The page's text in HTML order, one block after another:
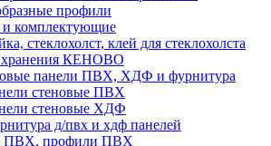
профили
комплектующие
стеклохолст, клей для стеклохолста
хранения КЕНОВО
панели ПВХ, ХДФ и фурнитура
стеновые ПВХ
стеновые ХДФ
д/пвх и хдф панелей
ПВХ, профили ПВХ